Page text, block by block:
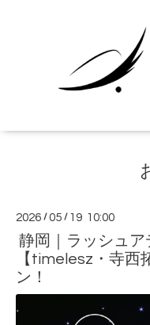
2026 /05 / 19 10:00
静岡｜ラッシュ
【timelesz・寺西
ン！